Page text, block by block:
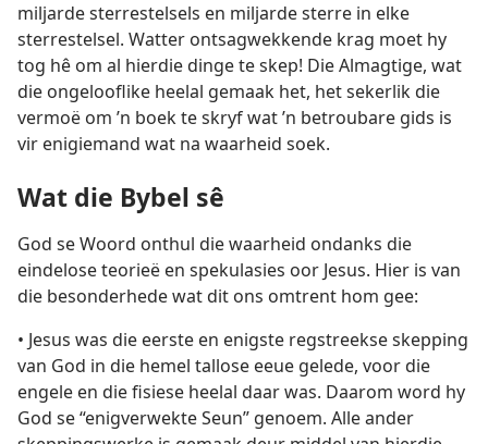
miljarde sterrestelsels en miljarde sterre in elke
sterrestelsel. Watter ontsagwekkende krag moet hy
tog hê om al hierdie dinge te skep! Die Almagtige, wat
die ongelooflike heelal gemaak het, het sekerlik die
vermoë om ’n boek te skryf wat ’n betroubare gids is
vir enigiemand wat na waarheid soek.
Wat die Bybel sê
God se Woord onthul die waarheid ondanks die
eindelose teorieë en spekulasies oor Jesus. Hier is van
die besonderhede wat dit ons omtrent hom gee:
• Jesus was die eerste en enigste regstreekse skepping
van God in die hemel tallose eeue gelede, voor die
engele en die fisiese heelal daar was. Daarom word hy
God se “enigverwekte Seun” genoem. Alle ander